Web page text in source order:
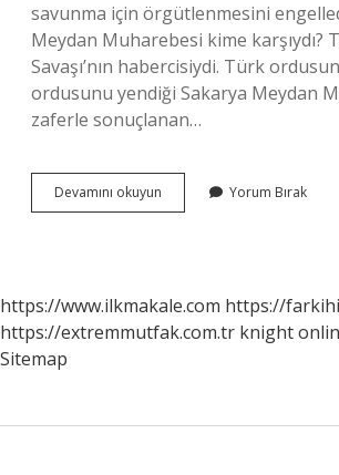
savunma için örgütlenmesini
Meydan Muharebesi kime karşıydı?
Savaşı’nın habercisiydi. Türk
ordusunu yendiği Sakarya Meydan
zaferle sonuçlanan…
Devamını okuyun
Meydan
Yorum Bırak
https://www.ilkmakale.com https://
https://extremmutfak.com.tr knight
Sitemap